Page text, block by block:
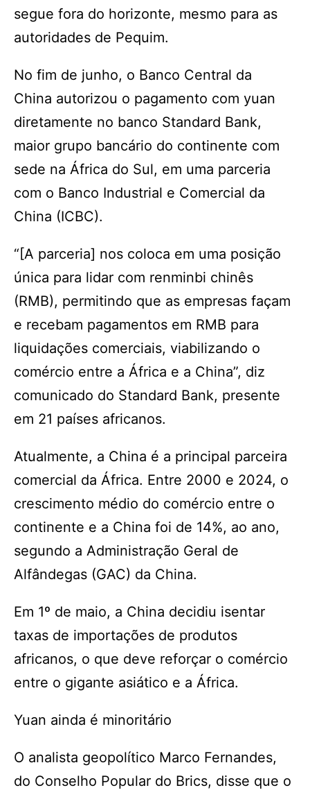
segue fora do horizonte, mesmo para as
autoridades de Pequim.
No fim de junho, o Banco Central da
China autorizou o pagamento com yuan
diretamente no banco Standard Bank,
maior grupo bancário do continente com
sede na África do Sul, em uma parceria
com o Banco Industrial e Comercial da
China (ICBC).
“[A parceria] nos coloca em uma posição
única para lidar com renminbi chinês
(RMB), permitindo que as empresas façam
e recebam pagamentos em RMB para
liquidações comerciais, viabilizando o
comércio entre a África e a China”, diz
comunicado do Standard Bank, presente
em 21 países africanos.
Atualmente, a China é a principal parceira
comercial da África. Entre 2000 e 2024, o
crescimento médio do comércio entre o
continente e a China foi de 14%, ao ano,
segundo a Administração Geral de
Alfândegas (GAC) da China.
Em 1º de maio, a China decidiu isentar
taxas de importações de produtos
africanos, o que deve reforçar o comércio
entre o gigante asiático e a África.
Yuan ainda é minoritário
O analista geopolítico Marco Fernandes,
do Conselho Popular do Brics, disse que o